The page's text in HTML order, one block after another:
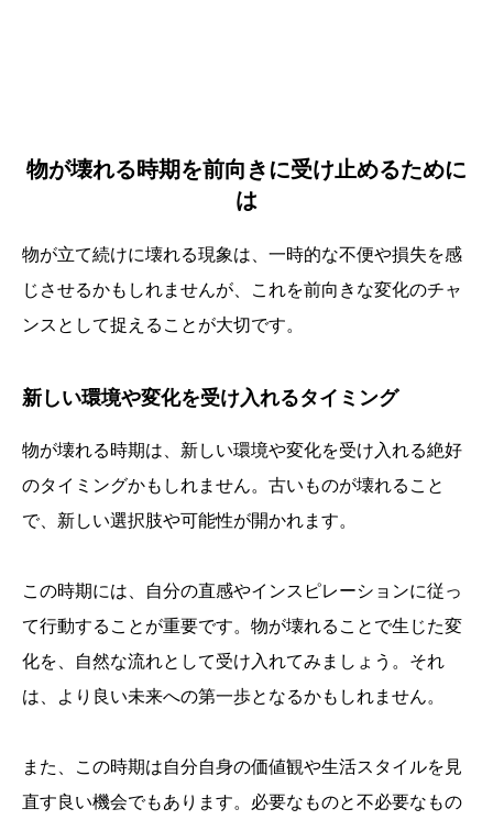
物が壊れる時期を前向きに受け止めるために
は
物が立て続けに壊れる現象は、一時的な不便や損失を感
じさせるかもしれませんが、これを前向きな変化のチャ
ンスとして捉えることが大切です。
新しい環境や変化を受け入れるタイミング
物が壊れる時期は、新しい環境や変化を受け入れる絶好
のタイミングかもしれません。古いものが壊れること
で、新しい選択肢や可能性が開かれます。
この時期には、自分の直感やインスピレーションに従っ
て行動することが重要です。物が壊れることで生じた変
化を、自然な流れとして受け入れてみましょう。それ
は、より良い未来への第一歩となるかもしれません。
また、この時期は自分自身の価値観や生活スタイルを見
直す良い機会でもあります。必要なものと不必要なもの